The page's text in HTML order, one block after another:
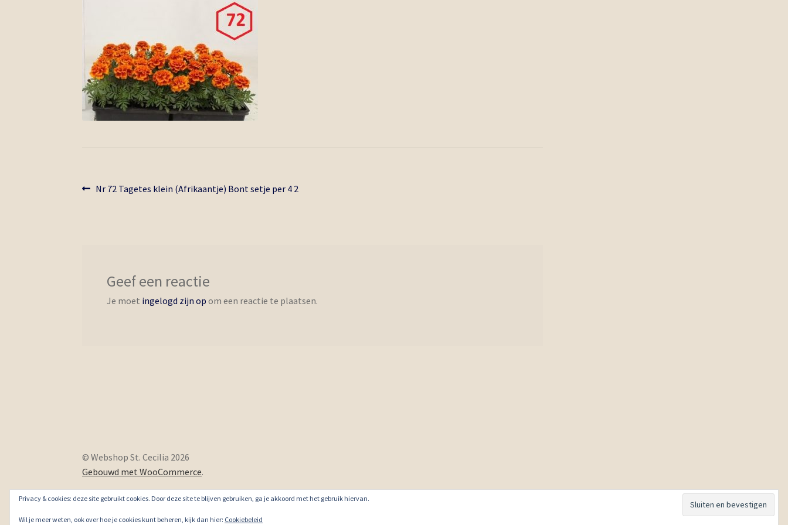
Bericht
Vorig
Nr 72 Tagetes klein (Afrikaantje) Bont setje per 4 2
Geef een reactie
Je moet ingelogd zijn op om een reactie te plaatsen.
© Webshop St. Cecilia 2026
Gebouwd met WooCommerce.
Privacy & cookies: deze site gebruikt cookies. Door deze site te blijven gebruiken, ga je akkoord met het gebruik hiervan.
Wil je meer weten, ook over hoe je cookies kunt beheren, kijk dan hier: Cookiebeleid